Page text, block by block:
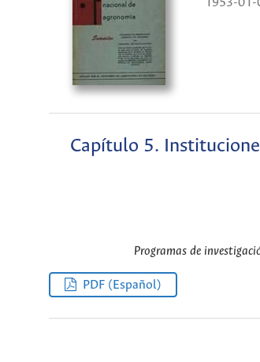
1953-01-
Capítulo 5.
Programas de
PDF (Español)